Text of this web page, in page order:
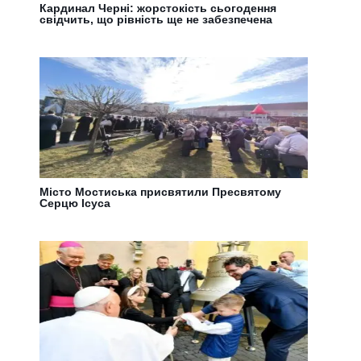
Кардинал Черні: жорстокість сьогодення
свідчить, що рівність ще не забезпечена
Місто Мостиська присвятили Пресвятому
Серцю Ісуса